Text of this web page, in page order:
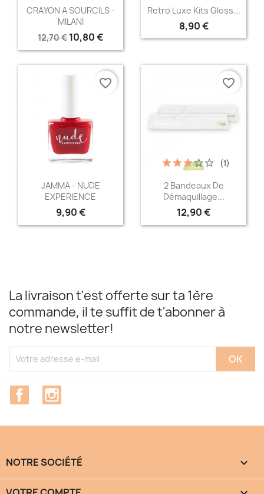
Aperçu rapide
CRAYON A SOURCILS -
MILANI
12,70 € 10,80 €
Aperçu rapide
Retro Luxe Kits Gloss...
8,90 €
Aperçu rapide
JAMMA - NUDE
EXPERIENCE
9,90 €
favorite_border
Aperçu rapide
2 Bandeaux De
Démaquillage...
12,90 €
(1)
favorite_border
La livraison t'est offerte sur ta 1ère
commande, il te suffit de t'abonner à
notre newsletter!
Facebook
NOTRE SOCIÉTÉ 